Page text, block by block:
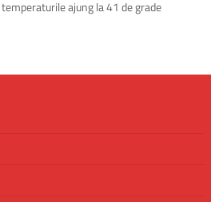
ajung la 41 de grade